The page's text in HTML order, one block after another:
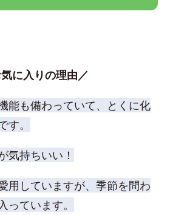
に入りの理由／
能も備わっていて、とくに化
。
気持ちいい！
用していますが、季節を問わ
っています。